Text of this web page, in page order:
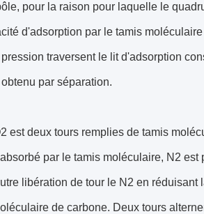
pour la raison pour laquelle le
d'adsorption par le tamis
traversent le lit d'adsorption
par séparation.
est deux tours remplies de tamis
par le tamis moléculaire, N2
libération de tour le N2 en réduisant
de carbone. Deux tours